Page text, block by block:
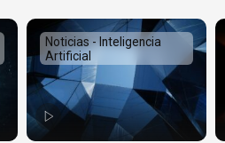
Noticias - Inteligencia
Artificial